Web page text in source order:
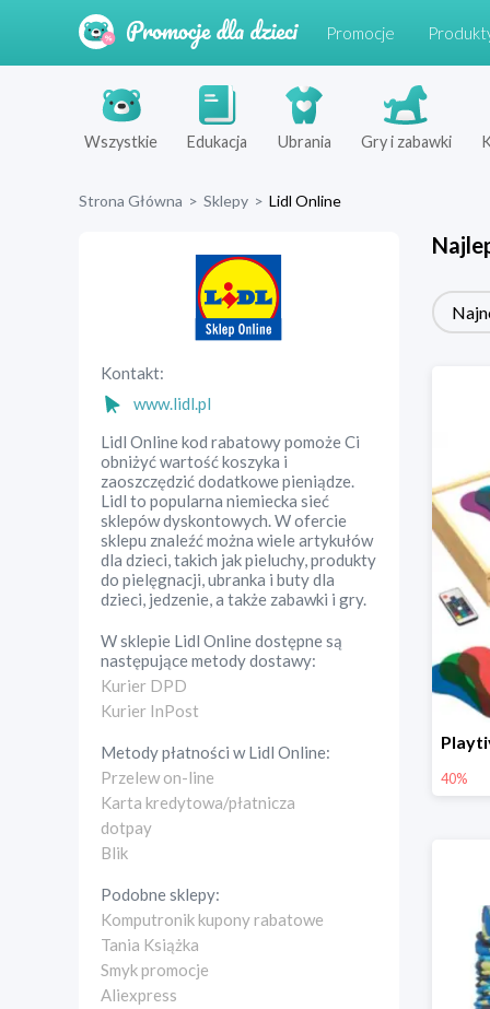
Promocje
Wszystkie Edukacja Ubrania Gry i zabawki
Strona Główna > Sklepy > Lidl Online
Kontakt:
www.lidl.pl
Lidl Online kod rabatowy pomoże Ci
obniżyć wartość koszyka i
zaoszczędzić dodatkowe pieniądze.
Lidl to popularna niemiecka sieć
sklepów dyskontowych. W ofercie
sklepu znaleźć można wiele artykułów
dla dzieci, takich jak pieluchy, produkty
do pielęgnacji, ubranka i buty dla
dzieci, jedzenie, a także zabawki i gry.
W sklepie Lidl Onlinedostępne są
następujące metody dostawy:
Kurier DPD
Kurier InPost
Metody płatności wLidl Online:
Przelew on-line
Karta kredytowa/płatnicza
dotpay
Blik
Podobne sklepy:
Komputronik kupony rabatowe
Tania Książka
Smyk promocje
Aliexpress
40%